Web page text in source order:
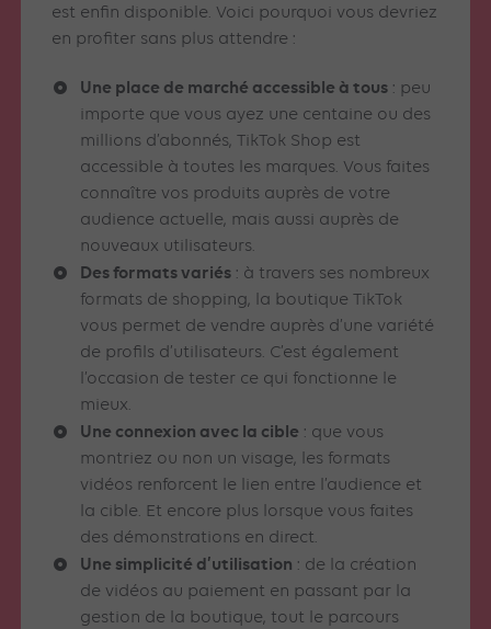
est enfin disponible. Voici pourquoi vous devriez
en profiter sans plus attendre :
Une place de marché accessible à tous : peu
importe que vous ayez une centaine ou des
millions d’abonnés, TikTok Shop est
accessible à toutes les marques. Vous faites
connaître vos produits auprès de votre
audience actuelle, mais aussi auprès de
nouveaux utilisateurs.
Des formats variés : à travers ses nombreux
formats de shopping, la boutique TikTok
vous permet de vendre auprès d’une variété
de profils d’utilisateurs. C’est également
l’occasion de tester ce qui fonctionne le
mieux.
Une connexion avec la cible : que vous
montriez ou non un visage, les formats
vidéos renforcent le lien entre l’audience et
la cible. Et encore plus lorsque vous faites
des démonstrations en direct.
Une simplicité d’utilisation : de la création
de vidéos au paiement en passant par la
gestion de la boutique, tout le parcours